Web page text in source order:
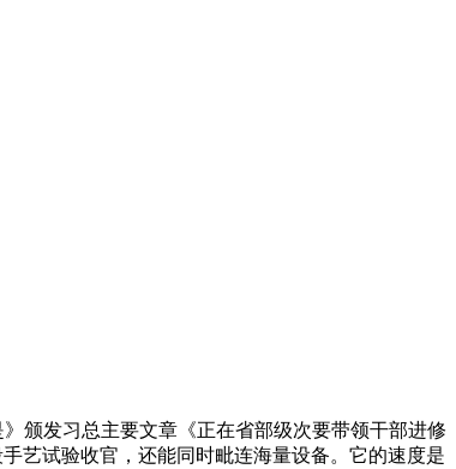
颁发习总主要文章《正在省部级次要带领干部进修
艺试验收官，还能同时毗连海量设备。它的速度是